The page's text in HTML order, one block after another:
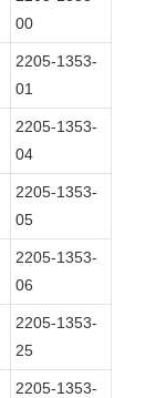
00
2205-1353-
01
2205-1353-
04
2205-1353-
05
2205-1353-
06
2205-1353-
25
2205-1353-